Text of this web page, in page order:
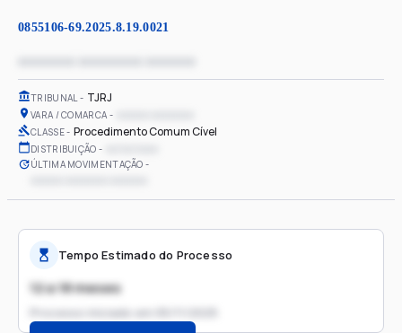
0855106-69.2025.8.19.0021
TRIBUNAL TJRJ
VARA / COMARCA
CLASSE Procedimento Comum Cível
DISTRIBUIÇÃO
ÚLTIMA MOVIMENTAÇÃO
Tempo Estimado do Processo
12 a 18 meses
Processo iniciado em